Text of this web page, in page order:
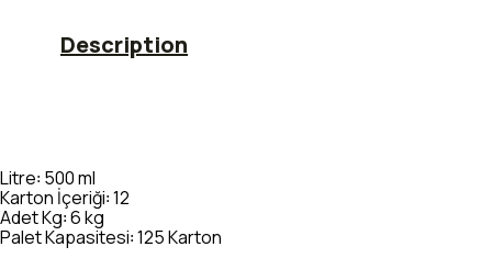
Description
Litre꞉ 500 ml
Karton İçeriği꞉ 12
Adet Kg꞉ 6 kg
Palet Kapasitesi꞉ 125 Karton